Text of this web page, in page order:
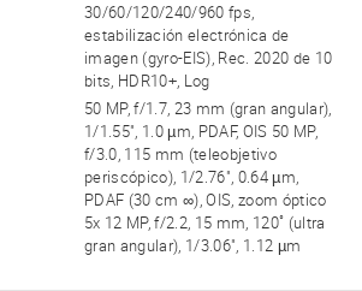
30/60/120/240/960 fps,
estabilización electrónica de
imagen (gyro-EIS), Rec. 2020 de 10
bits, HDR10+, Log
50 MP, f/1.7, 23 mm (gran angular),
1/1.55", 1.0 µm, PDAF, OIS 50 MP,
f/3.0, 115 mm (teleobjetivo
periscópico), 1/2.76", 0.64 µm,
PDAF (30 cm ∞), OIS, zoom óptico
5x 12 MP, f/2.2, 15 mm, 120˚ (ultra
gran angular), 1/3.06", 1.12 µm